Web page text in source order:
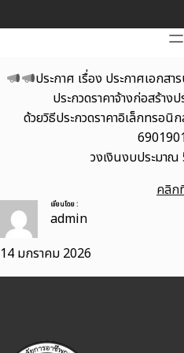
ประกาศ เรื่อง ประกาศเอกสา
ประกวดราคาจ้างก่อสร้าง
ด้วยวิธีประกวดราคาอิเล็กทรอ
วงเงินงบประมา
คลิก
เขียนโดย :
admin
14 มกราคม 2026